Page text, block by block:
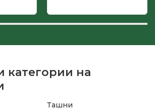
категории на
Ташни